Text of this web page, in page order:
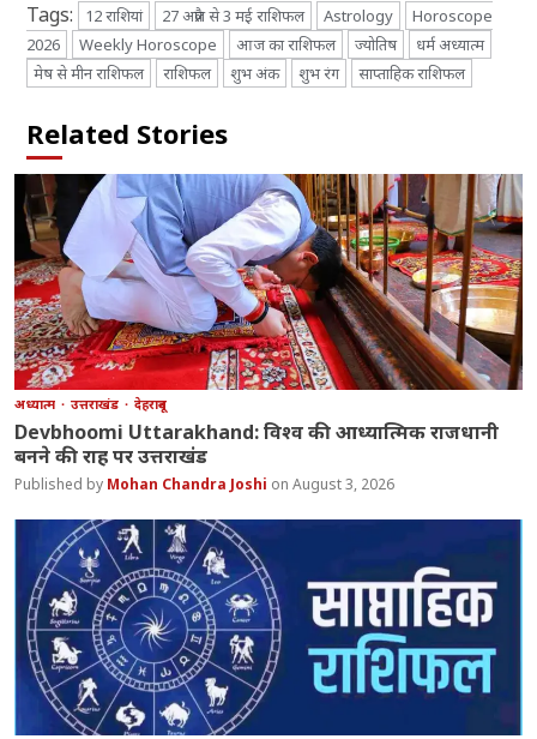
Tags: 12 राशियां 27 अप्रैल से 3 मई राशिफल Astrology
Horoscope
2026
Weekly Horoscope आज का राशिफल ज्योतिष
धर्म अध्यात्म
मेष से मीन राशिफल
राशिफल शुभ अंक शुभ रंग साप्ताहिक राशिफल
Related Stories
अध्यात्म उत्तराखंड देहरादून
Devbhoomi Uttarakhand: विश्व की आध्यात्मिक राजधानी
बनने की राह पर उत्तराखंड
Mohan Chandra Joshi August 3, 2026